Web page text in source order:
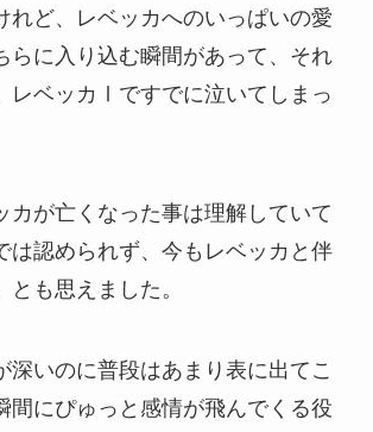
れど、レベッカへのいっぱいの愛
らに入り込む瞬間があって、それ
レベッカⅠですでに泣いてしまっ
カが亡くなった事は理解していて
は認められず、今もレベッカと伴
も思えました。
深いのに普段はあまり表に出てこ
間にぴゅっと感情が飛んでくる役